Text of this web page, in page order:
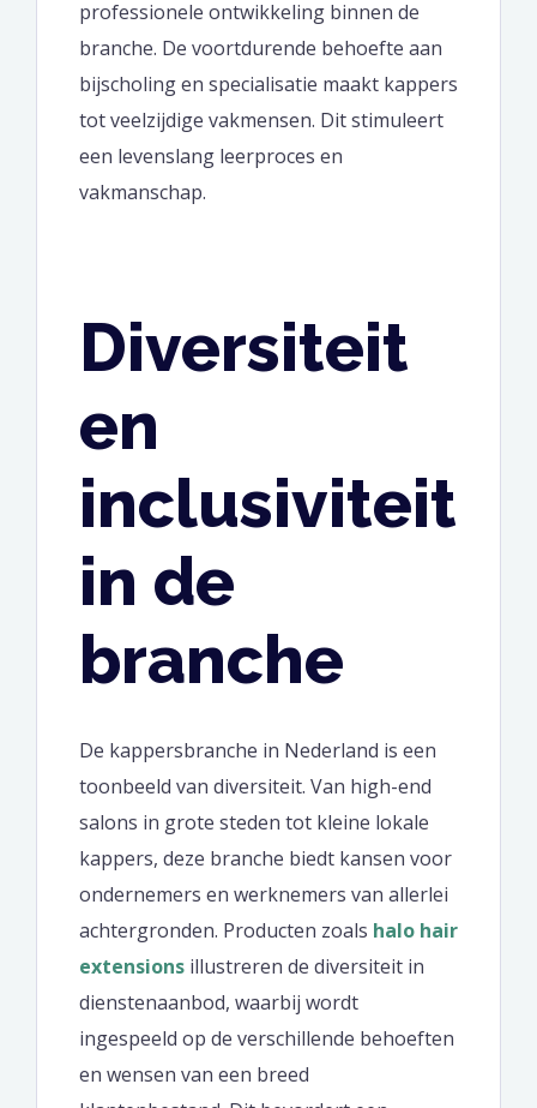
professionele ontwikkeling binnen de
branche. De voortdurende behoefte aan
bijscholing en specialisatie maakt kappers
tot veelzijdige vakmensen. Dit stimuleert
een levenslang leerproces en
vakmanschap.
Diversiteit
en
inclusiviteit
in de
branche
De kappersbranche in Nederland is een
toonbeeld van diversiteit. Van high-end
salons in grote steden tot kleine lokale
kappers, deze branche biedt kansen voor
ondernemers en werknemers van allerlei
achtergronden. Producten zoals halo hair
extensions illustreren de diversiteit in
dienstenaanbod, waarbij wordt
ingespeeld op de verschillende behoeften
en wensen van een breed